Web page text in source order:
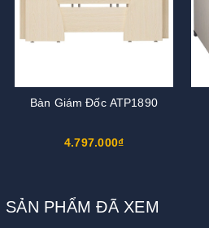
Bàn Giám Đốc ATP1890
4.797.000₫
SẢN PHẨM ĐÃ XEM